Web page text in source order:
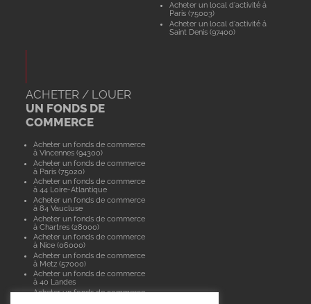
Acheter un local d'activité à
Paris (75003)
Acheter un local d'activité à
Saint Denis (97400)
ACHETER / LOUER
UN FONDS DE
COMMERCE
Acheter un fonds de commerce
à Vincennes (94300)
Acheter un fonds de commerce
à Paris (75020)
Acheter un fonds de commerce
à 44 Loire-Atlantique
Acheter un fonds de commerce
à 84 Vaucluse
Acheter un fonds de commerce
à Chartres (28000)
Acheter un fonds de commerce
à Nice (06000)
Acheter un fonds de commerce
à Metz (57000)
Acheter un fonds de commerce
à 40 Landes
Acheter un fonds de commerce